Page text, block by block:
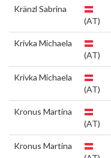
Kränzl Sabrina
(AT)
Krivka Michaela
(AT)
Krivka Michaela
(AT)
Kronus Martina
(AT)
Kronus Martina